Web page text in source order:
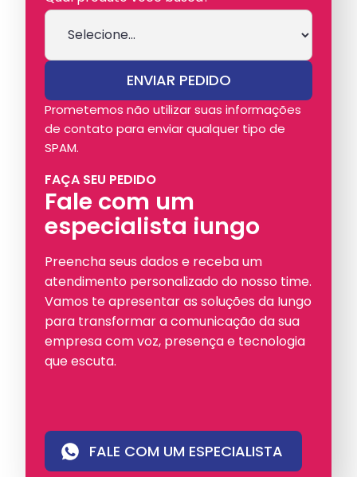
FAÇA SEU PEDIDO
Fale com um
especialista iungo
Preencha seus dados e receba um
atendimento personalizado do nosso time.
Vamos te apresentar as soluções da Iungo
para transformar a comunicação da sua
empresa com voz, presença e tecnologia
que escuta.
FALE COM UM ESPECIALISTA
Prometemos não utilizar suas informações
de contato para enviar qualquer tipo de
SPAM.